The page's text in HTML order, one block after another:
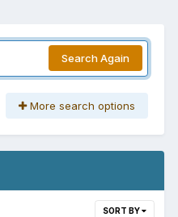
Search Again
More search options
SORT BY